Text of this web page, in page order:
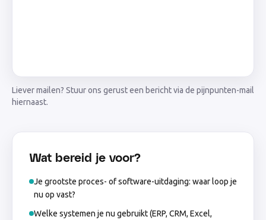
Liever mailen? Stuur ons gerust een bericht via de pijnpunten-mail
hiernaast.
Wat bereid je voor?
Je grootste proces- of software-uitdaging: waar loop je
nu op vast?
Welke systemen je nu gebruikt (ERP, CRM, Excel,